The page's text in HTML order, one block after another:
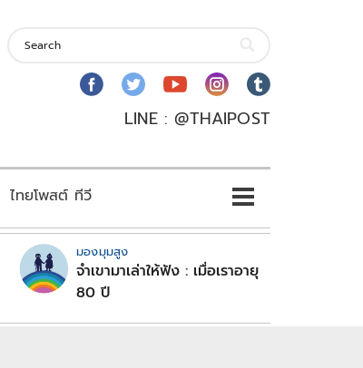
LINE : @THAIPOST
ไทยโพสต์ ทีวี
มองมุมสูง
จำเขามาเล่าให้ฟัง : เมื่อเราอายุ
80 ปี